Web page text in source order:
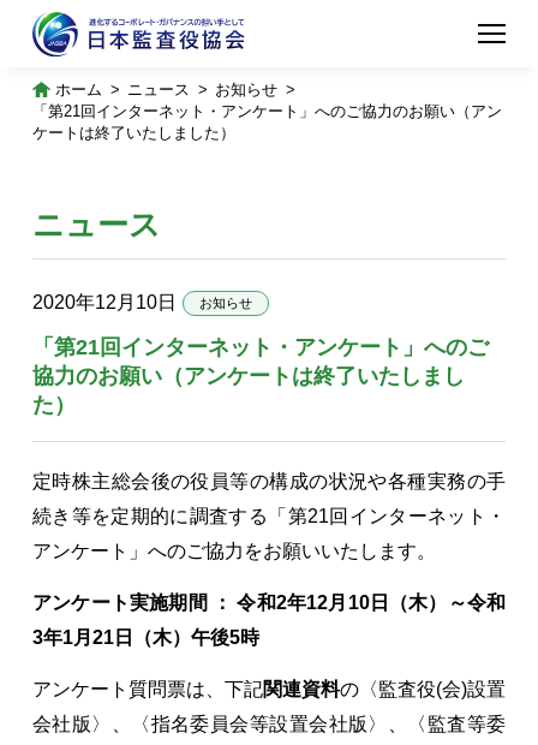
ホーム ニュース
お知らせ
「第21回インターネット・アンケート」へのご協力のお願い（アン
ケートは終了いたしました）
ニュース
2020年12月10日 お知らせ
「第21回インターネット・アンケート」へのご
協力のお願い（アンケートは終了いたしまし
た）
定時株主総会後の役員等の構成の状況や各種実務の手
続き等を定期的に調査する「第21回インターネット・
アンケート」へのご協力をお願いいたします。
アンケート実施期間 ：令和2年12月10日（木）～令和
3年1月21日（木）午後5時
アンケート質問票は、下記関連資料の〈監査役(会)設置
会社版〉、〈指名委員会等設置会社版〉、〈監査等委